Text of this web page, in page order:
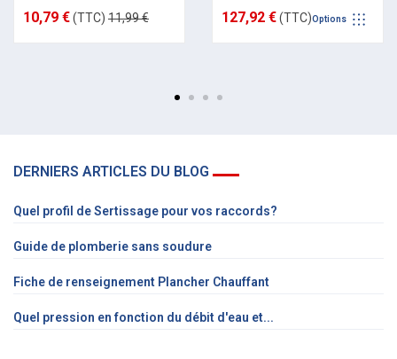
10,79 €(TTC) 11,99 € 127,92 €(TTC)Options
DERNIERS ARTICLES DU BLOG
Quel profil de Sertissage pour vos raccords?
Guide de plomberie sans soudure
Fiche de renseignement Plancher Chauffant
Quel pression en fonction du débit d'eau et...